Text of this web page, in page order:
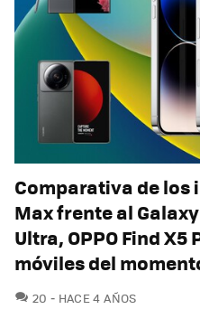
Comparativa de los
Max frente al
Ultra, OPPO Find
móviles del
20 COMENTARIOS
HACE 4 AÑOS